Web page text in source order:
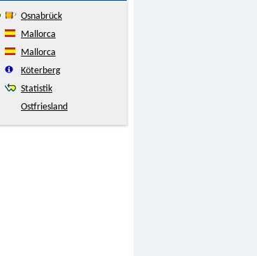
Osnabrück
Mallorca
Mallorca
Köterberg
Statistik
Ostfriesland